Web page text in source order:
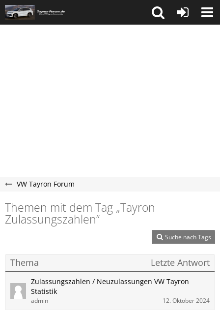
VW Tayron Forum
Themen mit dem Tag „Tayron
Zulassungszahlen“
Suche nach Tags
Thema Letzte Antwort
Zulassungszahlen / Neuzulassungen VW Tayron
Statistik
admin 12. Oktober 2024